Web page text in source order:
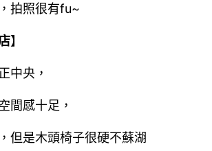
拍照很有fu~
】
中央，
間感十足，
但是木頭椅子很硬不蘇湖